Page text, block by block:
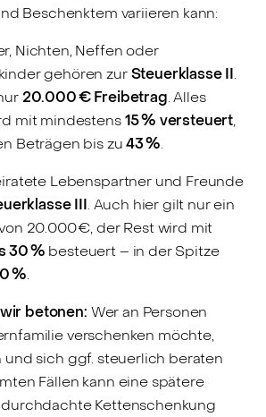
Beschenktem variieren kann:
Nichten, Neffen oder
gehören zurSteuerklasse II.
20.000 € Freibetrag. Alles
mit mindestens15 % versteuert,
Beträgen bis zu43 %.
Lebenspartner und Freunde
III. Auch hier gilt nur ein
20.000 €, der Rest wird mit
30 % besteuert – in der Spitze
%.
betonen: Wer an Personen
verschenken möchte,
und sich ggf. steuerlich beraten
Fällen kann eine spätere
Kettenschenkung